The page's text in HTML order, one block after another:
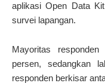
aplikasi Open Data
survei lapangan.
Mayoritas
persen, sedangkan
responden berkisar